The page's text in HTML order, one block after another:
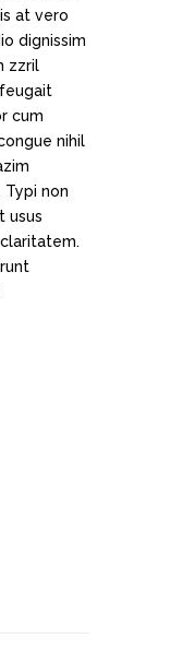
at vero
dignissim
zzril
cum
nihil
Typi non
usus